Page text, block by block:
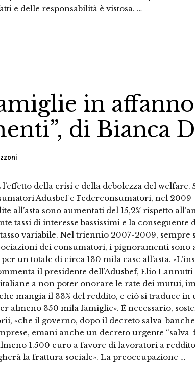
e delle responsabilità è vistosa. …
in
di Bianca
della crisi e della debolezza del welfare.
Adusbef e Federconsumatori, nel 2009
all’asta sono aumentati del 15,2% rispetto
tassi di interesse bassissimi e la conseguente
variabile. Nel triennio 2007-2009, sempre
dei consumatori, i pignoramenti sono
un totale di circa 130 mila case all’asta.
il presidente dell’Adusbef, Elio
a non poter onorare le rate dei mutui,
mangia il 33% del reddito, e ciò si traduce
almeno 350 mila famiglie». È necessario,
«che il governo, dopo il decreto salva-
emani anche un decreto urgente “salva-
1.500 euro a favore di lavoratori a reddito
la frattura sociale». La preoccupazione …